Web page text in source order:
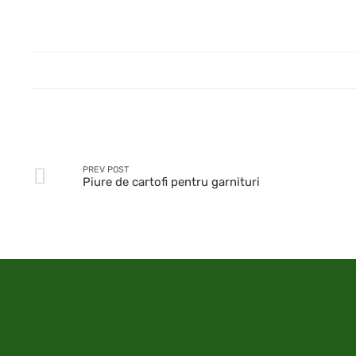
PREV POST
Piure de cartofi pentru garnituri